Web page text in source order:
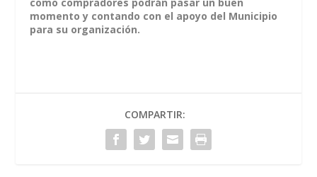
momento y contando con el apoyo del Municipio
para su organización.
COMPARTIR: